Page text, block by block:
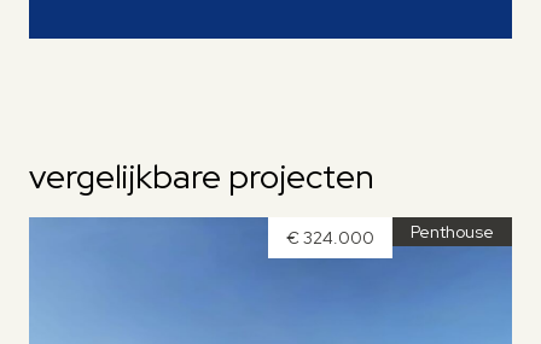
vergelijkbare projecten
Penthouse
€ 324.000